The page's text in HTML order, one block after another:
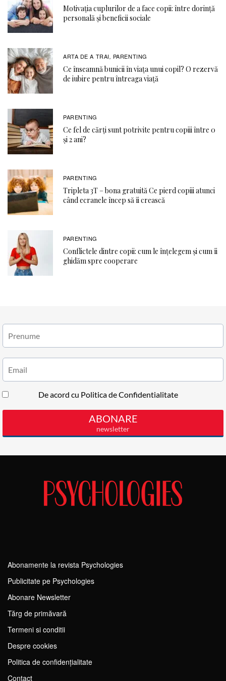
Motivația cuplurilor de a face copii: între dorință
personală și beneficii sociale
ARTA DE A TRAI, PARENTING
Ce înseamnă bunicii în viața unui copil? O rezervă
de iubire pentru întreaga viață
PARENTING
Ce fel de cărți sunt potrivite pentru copiii între 0
și 2 ani?
PARENTING
Tripleta 3T – bona gratuită Ce pierd copiii atunci
când ecranele încep să îi crească
PARENTING
Conflictele dintre copii: cum le înțelegem și cum îi
ghidăm spre cooperare
Abonamente la revista Psychologies
Publicitate pe Psychologies
Abonare Newsletter
Tărg de primăvară
Termeni si conditii
Despre cookies
Politica de confidențialitate
Contact